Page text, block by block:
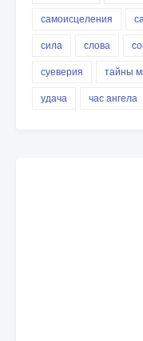
самоисцеления
сила
слова
суеверия
тайны
удача
час ангела